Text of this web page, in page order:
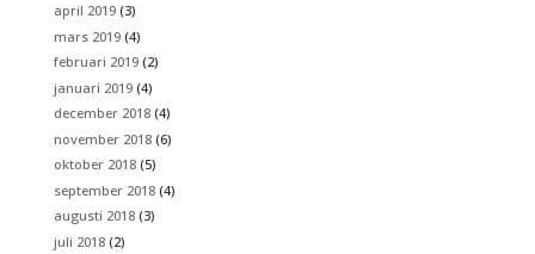
april 2019(3)
mars 2019(4)
februari 2019(2)
januari 2019(4)
december 2018(4)
november 2018(6)
oktober 2018(5)
september 2018(4)
augusti 2018(3)
juli 2018(2)